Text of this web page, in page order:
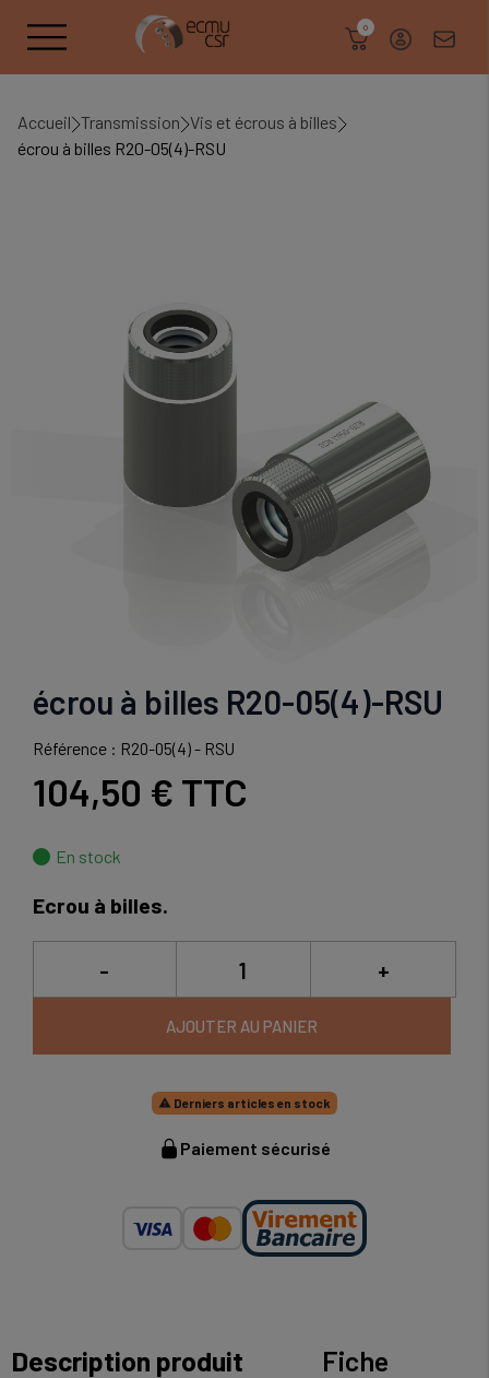
0
Accueil Transmission Vis et écrous à billes
écrou à billes R20-05(4)-RSU
écrou à billes R20-05(4)-RSU
Référence : R20-05(4) - RSU
104,50 € TTC
En stock
Ecrou à billes.
- +
AJOUTER AU PANIER
 Derniers articles en stock
Paiement sécurisé
Description produit
Fiche